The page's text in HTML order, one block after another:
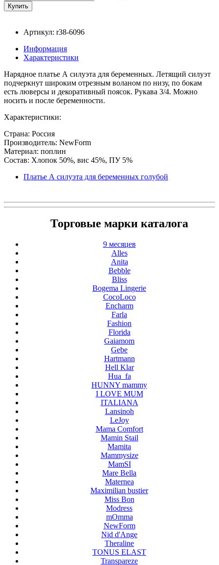
Артикул: r38-6096
Информация
Характеристики
Нарядное платье А силуэта для беременных. Летящий силуэт
подчеркнут широким отрезным воланом по низу, по бокам
есть люверсы и декоративный поясок. Рукава 3/4. Можно
носить и после беременности.
Характеристики:
Страна: Россия
Производитель: NewForm
Материал: поплин
Состав: Хлопок 50%, вис 45%, ПУ 5%
Платье А силуэта для беременных голубой
Торговые марки каталога
9 месяцев
Alles
Anita
Bebble
Bliss
Bogema Lingerie
CocoLoco
Encharm
Farla
Fashion
Florida
Gaiamom
Gebe
Hartmann
Hell Klar
Hua_fa
HUNNY mammy
I LOVE MUM
ITALIANA
Lansinoh
LeJoy
Mama Comfort
Mamin Stail
Mamita
Mammysize
MamSI
Mare Bella
Maternea
Maximilian bustier
Miss Bon
Modress
mOmma
NewForm
Nid d'Ange
Theraline
TONUS ELAST
Transpareze